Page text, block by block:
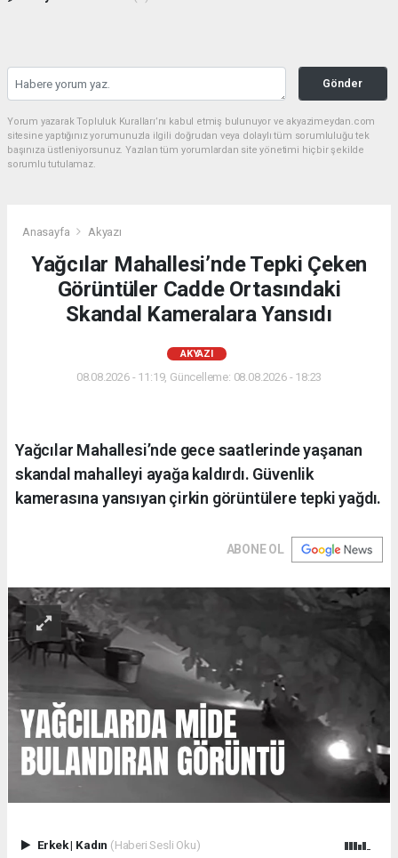
Gönder
Yorum yazarak Topluluk Kuralları’nı kabul etmiş bulunuyor ve akyazimeydan.com
sitesine yaptığınız yorumunuzla ilgili doğrudan veya dolaylı tüm sorumluluğu tek
başınıza üstleniyorsunuz. Yazılan tüm yorumlardan site yönetimi hiçbir şekilde
sorumlu tutulamaz.
Anasayfa Akyazı
Yağcılar Mahallesi’nde Tepki Çeken
Görüntüler Cadde Ortasındaki
Skandal Kameralara Yansıdı
AKYAZI
08.08.2026 - 11:19, Güncelleme: 08.08.2026 - 18:23
Yağcılar Mahallesi’nde gece saatlerinde yaşanan
skandal mahalleyi ayağa kaldırdı. Güvenlik
kamerasına yansıyan çirkin görüntülere tepki yağdı.
ABONE OL
Erkek| Kadın (Haberi Sesli Oku)